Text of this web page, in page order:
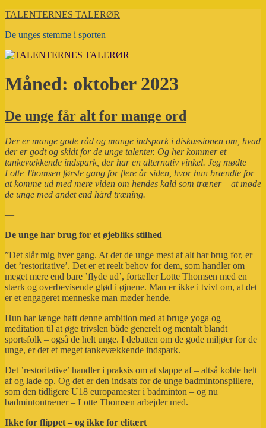
Videre
indhold
TALENTERNES TALERØR
De unges stemme i sporten
Måned: oktober 2023
De unge får alt for mange ord
Der er mange gode råd og mange indspark i diskussionen om, hvad
der er godt og skidt for de unge talenter. Og her kommer et
tankevækkende indspark, der har en alternativ vinkel. Jeg mødte
Lotte Thomsen første gang for flere år siden, hvor hun brændte for
at komme ud med mere viden om hendes kald som træner – at møde
de unge med andet end hård træning.
—
De unge har brug for et øjebliks stilhed
”Det slår mig hver gang. At det de unge mest af alt har brug for, er
det ’restoritative’. Det er et reelt behov for dem, som handler om
meget mere end bare ’flyde ud’, fortæller Lotte Thomsen med en
stærk og overbevisende glød i øjnene. Man er ikke i tvivl om, at det
er et engageret menneske man møder hende.
Hun har længe haft denne ambition med at bruge yoga og
meditation til at øge trivslen både generelt og mentalt blandt
sportsfolk – også de helt unge. I debatten om de gode miljøer for de
unge, er det et meget tankevækkende indspark.
Det ’restoritative’ handler i praksis om at slappe af – altså koble helt
af og lade op. Og det er den indsats for de unge badmintonspillere,
som den tidligere U18 europamester i badminton – og nu
badmintontræner – Lotte Thomsen arbejder med.
Ikke for flippet – og ikke for elitært